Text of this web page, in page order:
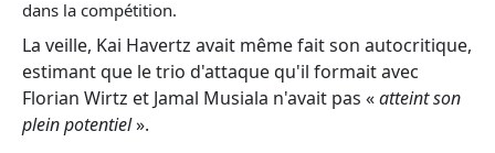
dans la compétition.
La veille, Kai Havertz avait même fait son autocritique,
estimant que le trio d'attaque qu'il formait avec
Florian Wirtz et Jamal Musiala n'avait pas «atteint son
plein potentiel».